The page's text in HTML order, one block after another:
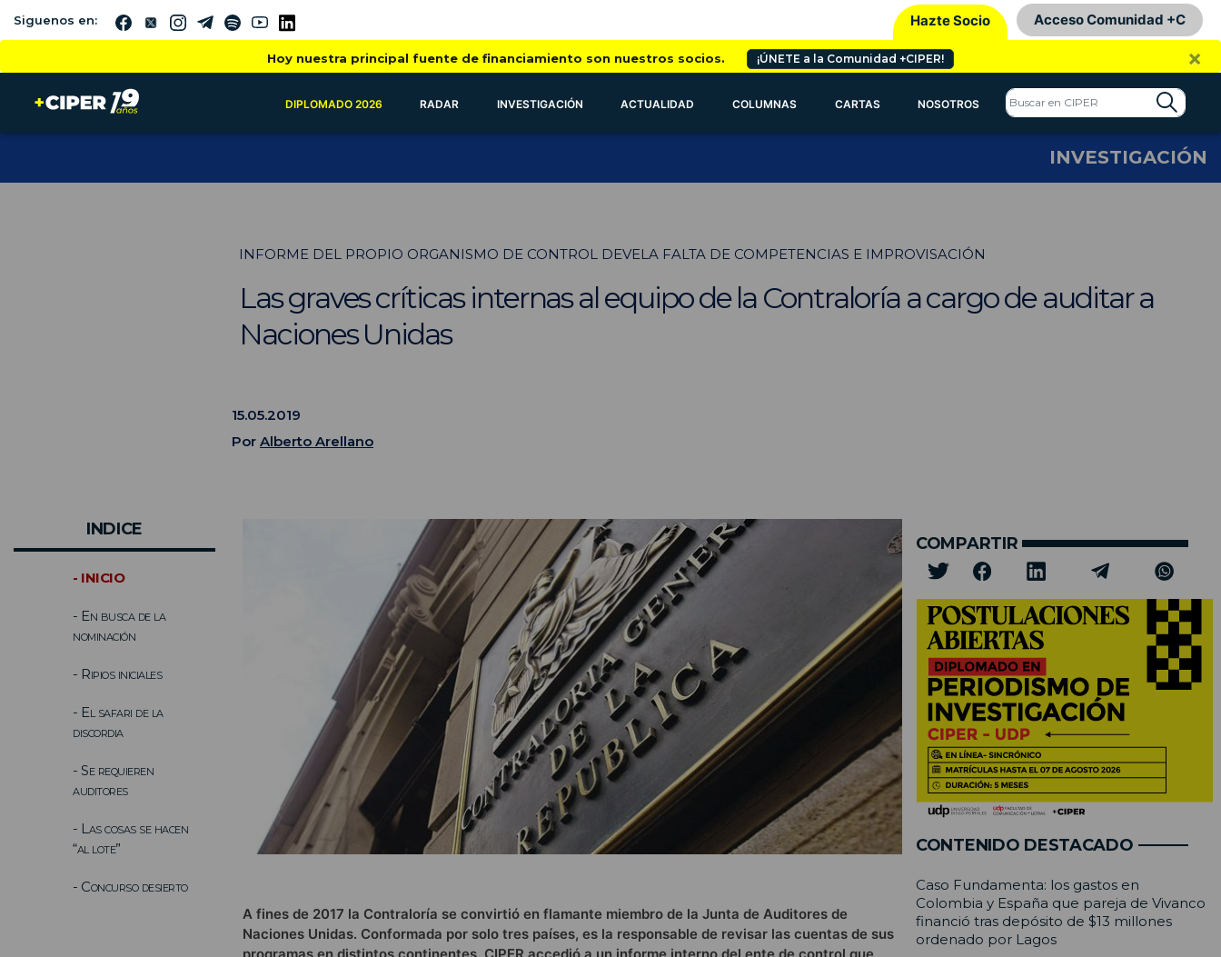
Siguenos en: Hazte Socio Acceso Comunidad +C
Hoy nuestra principal fuente de financiamiento son nuestros socios. ¡ÚNETE a la Comunidad +CIPER! ×
DIPLOMADO 2026 RADAR INVESTIGACIÓN ACTUALIDAD COLUMNAS CARTAS NOSOTROS
INVESTIGACIÓN
INFORME DEL PROPIO ORGANISMO DE CONTROL DEVELA FALTA DE COMPETENCIAS E IMPROVISACIÓN
Las graves críticas internas al equipo de la Contraloría a cargo de auditar a
Naciones Unidas
15.05.2019
Por Alberto Arellano
INDICE
- INICIO
- En busca de la
nominación
- Ripios iniciales
- El safari de la
discordia
- Se requieren
auditores
- Las cosas se hacen
“al lote”
- Concurso desierto
A fines de 2017 la Contraloría se convirtió en flamante miembro de la Junta de Auditores de
Naciones Unidas. Conformada por solo tres países, es la responsable de revisar las cuentas de sus
COMPARTIR
CONTENIDO DESTACADO
Caso Fundamenta: los gastos en
Colombia y España que pareja de Vivanco
financió tras depósito de $13 millones
ordenado por Lagos